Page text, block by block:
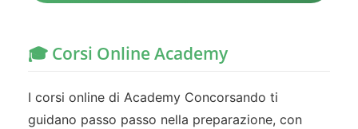
🎓 Corsi Online Academy
I corsi online di Academy Concorsando ti
guidano passo passo nella preparazione, con